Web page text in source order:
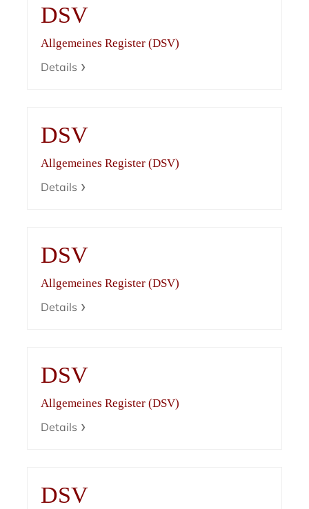
DSV
Allgemeines Register (DSV)
Details
DSV
Allgemeines Register (DSV)
Details
DSV
Allgemeines Register (DSV)
Details
DSV
Allgemeines Register (DSV)
Details
DSV